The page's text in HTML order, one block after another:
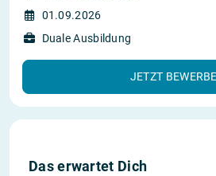
01.09.2026
Duale Ausbildung
JETZT
Das erwartet Dich